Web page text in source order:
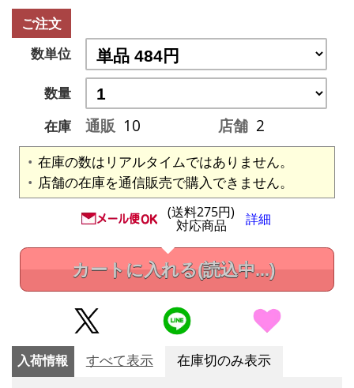
ご注文
数単位
数量
在庫
通販 10 店舗 2
在庫の数はリアルタイムではありません。
店舗の在庫を通信販売で購入できません。
(送料275円)
対応商品 詳細
カートに入れる(読込中...)
入荷情報 すべて表示 在庫切のみ表示